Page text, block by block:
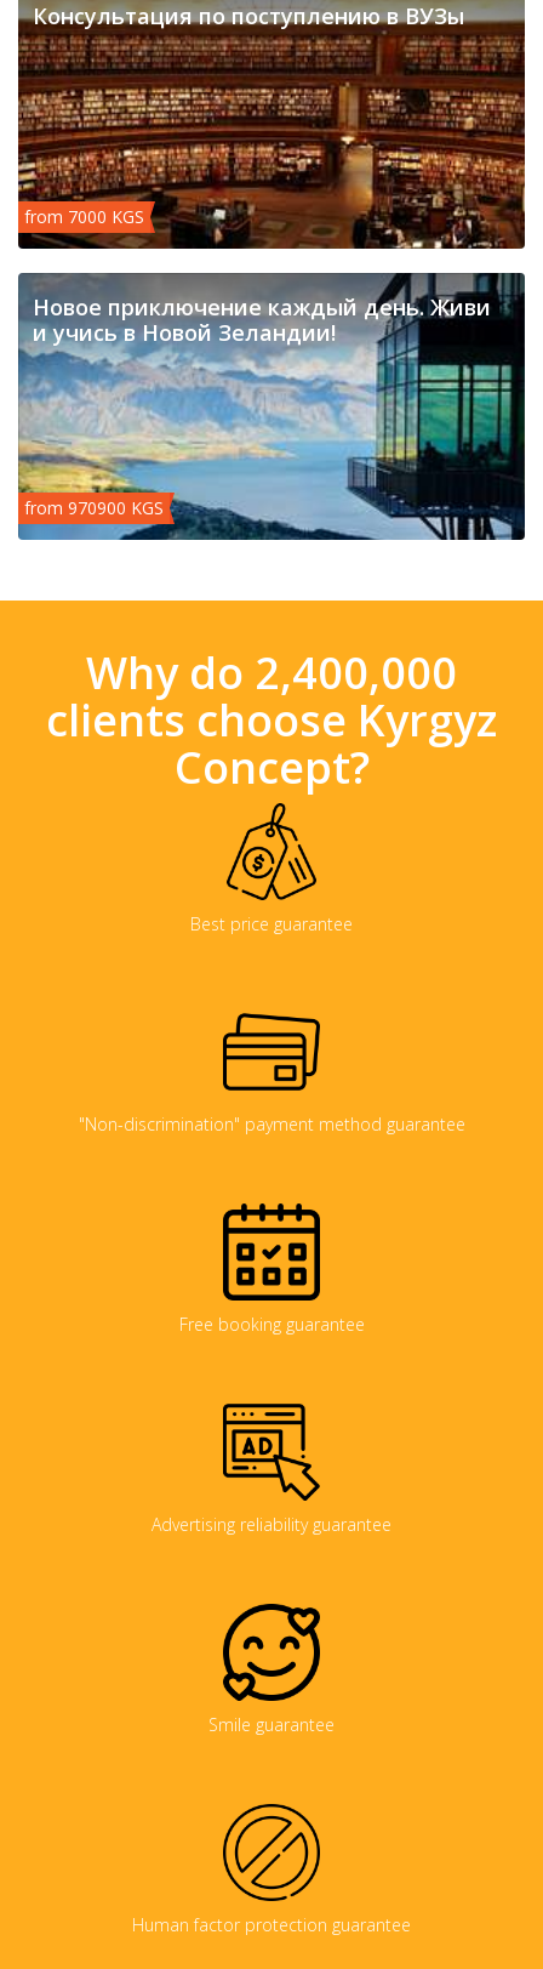
Консультация по поступлению в ВУЗы
from 7000 KGS
Новое приключение каждый день. Живи
и учись в Новой Зеландии!
from 970900 KGS
Why do 2,400,000
clients choose Kyrgyz
Concept?
Best price guarantee
"Non-discrimination" payment method guarantee
Free booking guarantee
Advertising reliability guarantee
Smile guarantee
Human factor protection guarantee